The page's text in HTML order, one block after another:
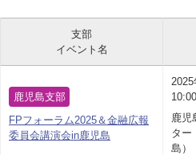
支部
イベント名
鹿児島支部
FPフォーラム2025＆金融広報
委員会講演会in鹿児島
2025
鹿児
ター
島）